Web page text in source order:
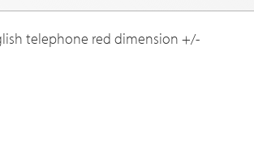
telephone red dimension +/-